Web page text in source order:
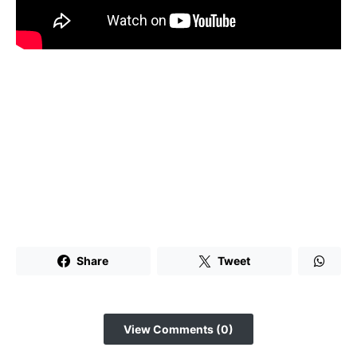
Share Tweet
View Comments (0)